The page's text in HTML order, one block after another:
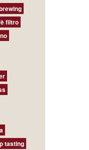
filtro
tasting